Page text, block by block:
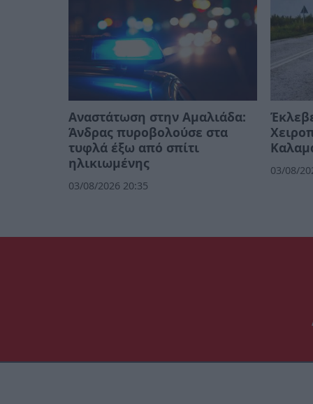
Αναστάτωση στην Αμαλιάδα:
Άνδρας πυροβολούσε στα
τυφλά έξω από σπίτι
ηλικιωμένης
03/08/2026 20:35
03/08/